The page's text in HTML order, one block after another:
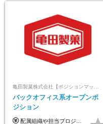
バックオフィス系オープンポ
ジション
配属組織や担当プロジェクトにより異なります。 想定年収：450万円～1100万円 ※ご経験やスキルに応じて決定します。 ※上記想定年収はあくまでも目安の金額であり、 選考を通じて上下する可能性があります。